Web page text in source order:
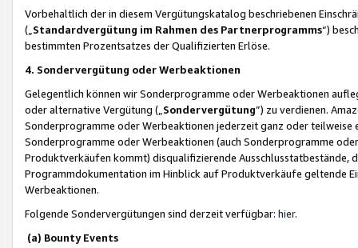
Vorbehaltlich der in diesem Vergütungskatalog beschriebenen
(„ Standardvergütung im Rahmen des Partnerprogramms“)
bestimmten Prozentsatzes der Qualifizierten Erlöse.
4. Sondervergütung oder Werbeaktionen
Gelegentlich können wir Sonderprogramme oder Werbeaktionen
oder alternative Vergütung („ Sondervergütung”) zu verdienen.
Sonderprogramme oder Werbeaktionen jederzeit ganz oder
Sonderprogramme oder Werbeaktionen (auch Sonderprogramme
Produktverkäufen kommt) disqualifizierende Ausschlusstatbestände,
Programmdokumentation im Hinblick auf Produktverkäufe geltende
Werbeaktionen.
Folgende Sondervergütungen sind derzeit verfügbar: hier.
(a) Bounty Events